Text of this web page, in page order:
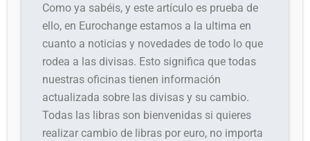
Como ya sabéis, y este artículo es prueba de
ello, en Eurochange estamos a la ultima en
cuanto a noticias y novedades de todo lo que
rodea a las divisas. Esto significa que todas
nuestras oficinas tienen información
actualizada sobre las divisas y su cambio.
Todas las libras son bienvenidas si quieres
realizar cambio de libras por euro, no importa